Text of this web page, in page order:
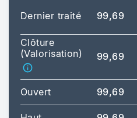
Dernier traité 99,69
Clôture
(Valorisation)
99,69
Ouvert 99,69